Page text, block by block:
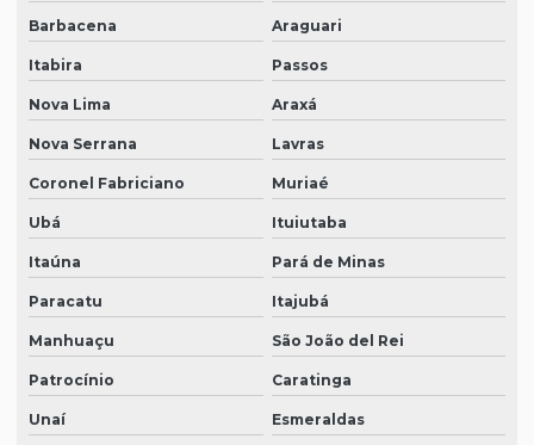
Barbacena Araguari
Itabira Passos
Nova Lima Araxá
Nova Serrana Lavras
Coronel Fabriciano Muriaé
Ubá Ituiutaba
Itaúna Pará de Minas
Paracatu Itajubá
Manhuaçu São João del Rei
Patrocínio Caratinga
Unaí Esmeraldas